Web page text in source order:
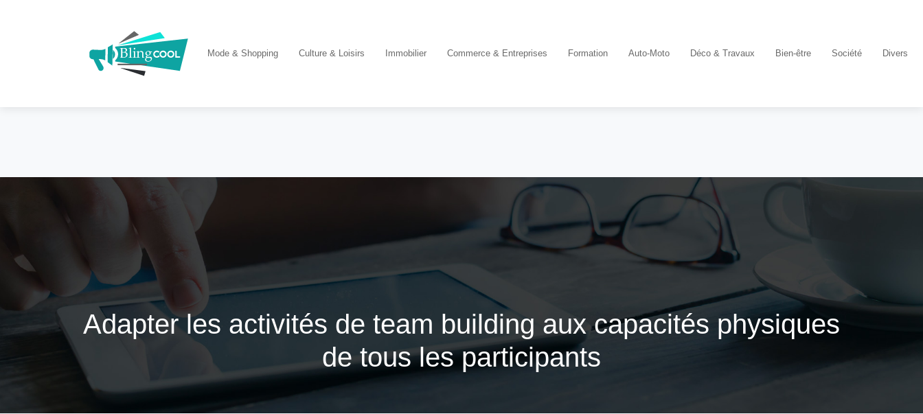
Mode & Shopping Culture & Loisirs Immobilier Commerce & Entreprises Formation Auto-Moto Déco & Travaux Bien-être Société Divers
Adapter les activités de team building aux capacités physiques
de tous les participants